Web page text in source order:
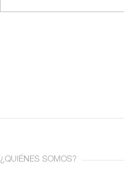
¿QUIÉNES SOMOS?